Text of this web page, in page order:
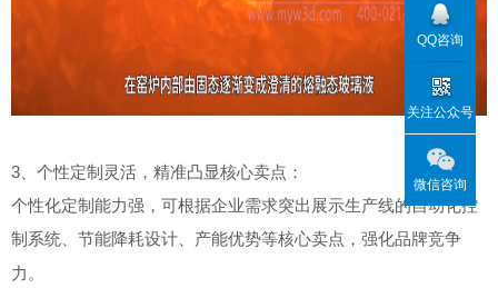
3、个性定制灵活，精准凸显核心卖点：
个性化定制能力强，可根据企业需求突出展示生产线的自动化控
制系统、节能降耗设计、产能优势等核心卖点，强化品牌竞争
力 。
QQ咨询
关注公众号
微信咨询